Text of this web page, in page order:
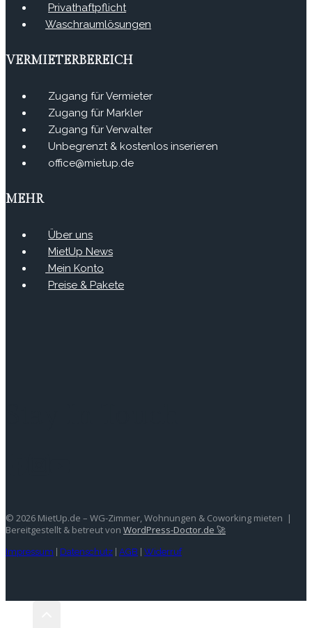
Privathaftpflicht
Waschraumlösungen
VERMIETERBEREICH
Zugang für Vermieter
Zugang für Markler
Zugang für Verwalter
Unbegrenzt & kostenlos inserieren
office@mietup.de
MEHR
Über uns
MietUp News
Mein Konto
Preise & Pakete
© 2026 MietUp.de – WG-Zimmer, Wohnungen & Coworking mieten |
Bereitgestellt & betreut von WordPress-Doctor.de 🚀
Impressum Datenschutz AGB Widerruf